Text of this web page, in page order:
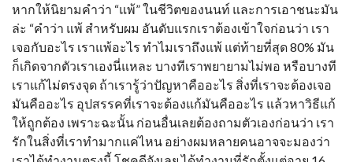
หากให้นิยามคำว่า “แพ้” ในชีวิตของนนท์ และการเอาชนะมัน
ล่ะ “คำว่า แพ้ สำหรับผม อันดับแรกเราต้องเข้าใจก่อนว่า เรา
เจอกับอะไร เราแพ้อะไร ทำไมเราถึงแพ้ แต่ท้ายที่สุด 80% มัน
ก็เกิดจากตัวเราเองนี่แหละ บางทีเราพยายามไม่พอ หรือบางที
เราแก้ไม่ตรงจุด ถ้าเรารู้ว่าปัญหาคืออะไร สิ่งที่เราจะต้องเจอ
มันคืออะไร อุปสรรคที่เราจะต้องแก้มันคืออะไร แล้วหาวิธีแก้
ให้ถูกต้อง เพราะฉะนั้น ก่อนอื่นเลยต้องถามตัวเองก่อนว่า เรา
รักในสิ่งที่เราทำมากแค่ไหน อย่างผมหลายคนอาจจะมองว่า